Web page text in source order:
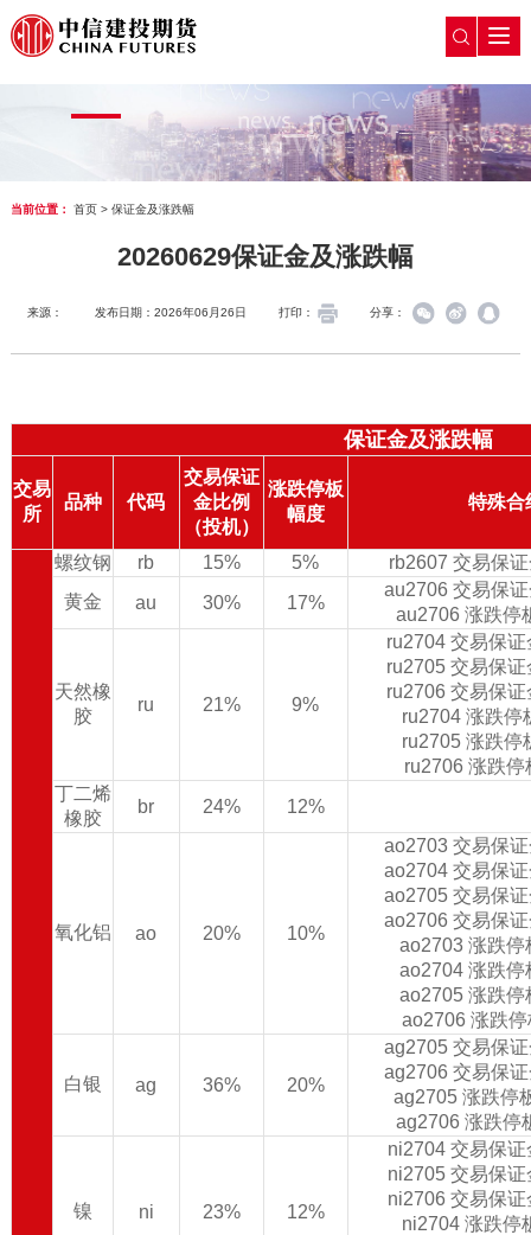
当前位置： 首页> 保证金及涨跌幅
20260629保证金及涨跌幅
来源： 发布日期：2026年06月26日 打印： 分享：
保证金及涨跌幅
交易
所
品种 代码
交易保证
金比例
（投机）
涨跌停板
幅度
特殊合
螺纹钢 rb 15% 5%
rb2607 交易保
黄金
au 30% 17%
au2706 交易保
au2706 涨跌停
天然橡
胶
ru 21% 9%
ru2704 交易保
ru2705 交易保
ru2706 交易保
ru2704 涨跌停
ru2705 涨跌停
ru2706 涨跌停
丁二烯
橡胶
br 24% 12%
氧化铝 ao 20% 10%
ao2703 交易保
ao2704 交易保
ao2705 交易保
ao2706 交易保
ao2703 涨跌
ao2704 涨跌
ao2705 涨跌
ao2706 涨跌
白银 ag 36% 20%
ag2705 交易保
ag2706 交易保
ag2705 涨跌停
ag2706 涨跌停
镍 ni 23% 12%
ni2704 交易保
ni2705 交易保
ni2706 交易保
ni2704 涨跌停